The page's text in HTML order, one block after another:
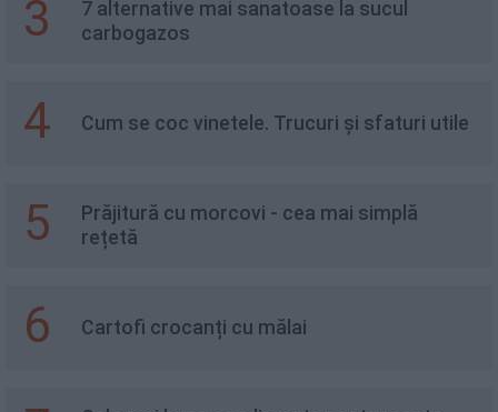
3
7 alternative mai sanatoase la sucul
carbogazos
4 Cum se coc vinetele. Trucuri și sfaturi utile
5
Prăjitură cu morcovi - cea mai simplă
rețetă
6 Cartofi crocanți cu mălai